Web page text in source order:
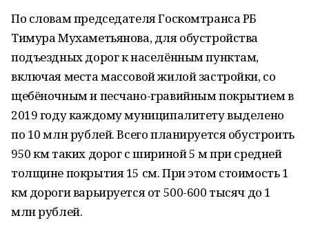
По словам председателя Госкомтранса РБ
Тимура Мухаметьянова, для обустройства
подъездных дорог к населённым пунктам,
включая места массовой жилой застройки, со
щебёночным и песчано-гравийным покрытием в
2019 году каждому муниципалитету выделено
по 10 млн рублей. Всего планируется обустроить
950 км таких дорог с шириной 5 м при средней
толщине покрытия 15 см. При этом стоимость 1
км дороги варьируется от 500-600 тысяч до 1
млн рублей.